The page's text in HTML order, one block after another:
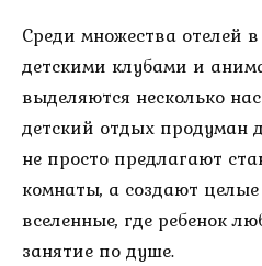
Среди множества отелей
детскими клубами и
выделяются несколько
детский отдых продуман
не просто предлагают
комнаты, а создают
вселенные, где ребенок
занятие по душе.